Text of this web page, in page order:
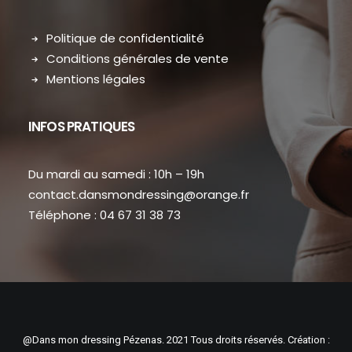
Politique de confidentialité
Conditions générales de vente
Mentions légales
INFOS PRATIQUES
Du mardi au samedi : 10h – 19h
contact.dansmondressing@orange.fr
Téléphone : 04 67 31 38 73
@Dans mon dressing Pézenas. 2021 Tous droits réservés. Création :